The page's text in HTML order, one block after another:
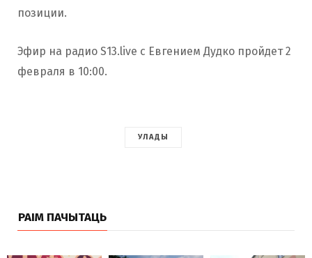
позиции.
Эфир на радио S13.live с Евгением Дудко пройдет 2
февраля в 10:00.
УЛАДЫ
РАІМ ПАЧЫТАЦЬ